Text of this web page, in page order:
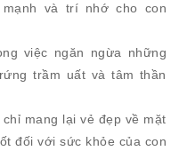
và trí nhớ cho con
việc ngăn ngừa những
trầm uất và tâm thần
mang lại vẻ đẹp về mặt
đối với sức khỏe của con